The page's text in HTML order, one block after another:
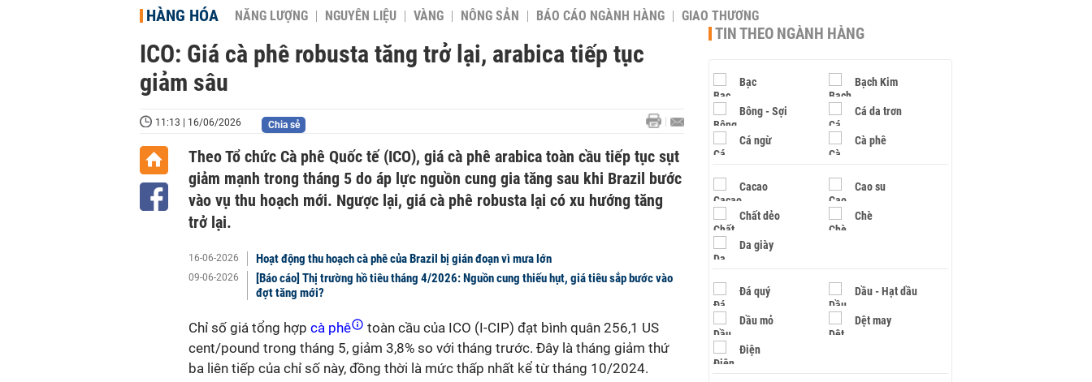
HÀNG HÓA NĂNG LƯỢNG NGUYÊN LIỆU VÀNG NÔNG SẢN BÁO CÁO NGÀNH HÀNG GIAO THƯƠNG
ICO: Giá cà phê robusta tăng trở lại, arabica tiếp tục
giảm sâu
11:13 | 16/06/2026 Chia sẻ
Theo Tổ chức Cà phê Quốc tế (ICO), giá cà phê arabica toàn cầu tiếp tục sụt
giảm mạnh trong tháng 5 do áp lực nguồn cung gia tăng sau khi Brazil bước
vào vụ thu hoạch mới. Ngược lại, giá cà phê robusta lại có xu hướng tăng
trở lại.
16-06-2026 Hoạt động thu hoạch cà phê của Brazil bị gián đoạn vì mưa lớn
09-06-2026
[Báo cáo] Thị trường hồ tiêu tháng 4/2026: Nguồn cung thiếu hụt, giá tiêu sắp bước vào
đợt tăng mới?
Chỉ số giá tổng hợp cà phê
toàn cầu của ICO (I-CIP) đạt bình quân 256,1 US
cent/pound trong tháng 5, giảm 3,8% so với tháng trước. Đây là tháng giảm thứ
ba liên tiếp của chỉ số này, đồng thời là mức thấp nhất kể từ tháng 10/2024.
TIN THEO NGÀNH HÀNG
Bạc Bạch Kim
Bông - Sợi Cá da trơn
Cá ngừ Cà phê
Cacao Cao su
Chất dẻo Chè
Da giày
Đá quý Dầu - Hạt dầu
Dầu mỏ Dệt may
Điện